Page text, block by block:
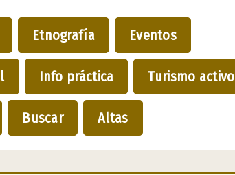
Etnografía Eventos
Info práctica Turismo activo
Buscar Altas